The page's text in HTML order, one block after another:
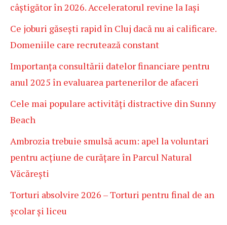
câștigător în 2026. Acceleratorul revine la Iași
Ce joburi găsești rapid în Cluj dacă nu ai calificare.
Domeniile care recrutează constant
Importanța consultării datelor financiare pentru
anul 2025 în evaluarea partenerilor de afaceri
Cele mai populare activități distractive din Sunny
Beach
Ambrozia trebuie smulsă acum: apel la voluntari
pentru acțiune de curățare în Parcul Natural
Văcărești
Torturi absolvire 2026 – Torturi pentru final de an
școlar și liceu